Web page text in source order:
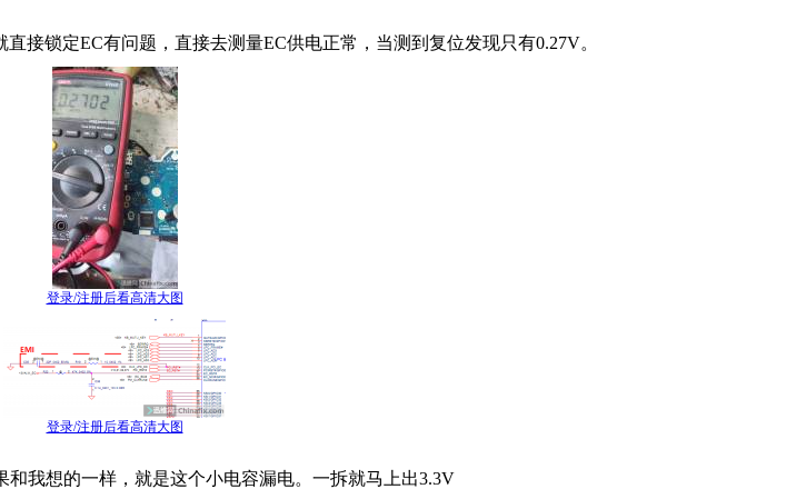
接锁定EC有问题，直接去测量EC供电正常，当测到复位发现只有0.27V。
登录/注册后看高清大图
登录/注册后看高清大图
我想的一样，就是这个小电容漏电。一拆就马上出3.3V